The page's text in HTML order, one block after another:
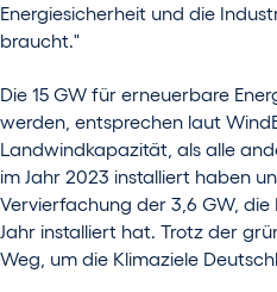
Energiesicherheit und die
braucht."
Die 15 GW für erneuerbare
werden, entsprechen laut
Landwindkapazität, als alle
im Jahr 2023 installiert haben
Vervierfachung der 3,6 GW,
Jahr installiert hat. Trotz der
Weg, um die Klimaziele